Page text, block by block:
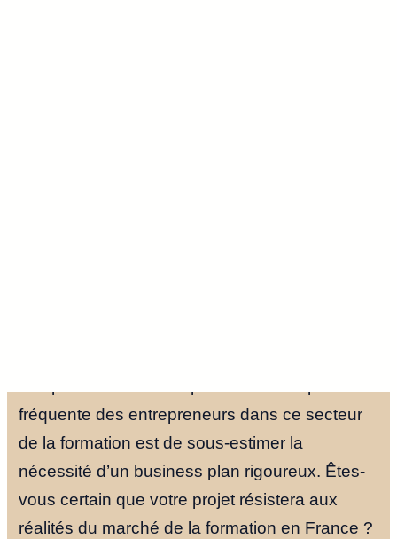
fréquente des entrepreneurs dans ce secteur
de la formation est de sous-estimer la
nécessité d’un business plan rigoureux. Êtes-
vous certain que votre projet résistera aux
réalités du marché de la formation en France ?